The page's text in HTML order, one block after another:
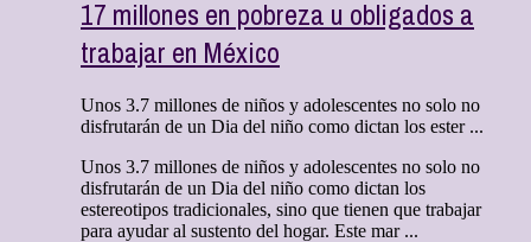
17 millones en pobreza u obligados a
trabajar en México
Unos 3.7 millones de niños y adolescentes no solo no
disfrutarán de un Dia del niño como dictan los ester ...
Unos 3.7 millones de niños y adolescentes no solo no
disfrutarán de un Dia del niño como dictan los
estereotipos tradicionales, sino que tienen que trabajar
para ayudar al sustento del hogar. Este mar ...